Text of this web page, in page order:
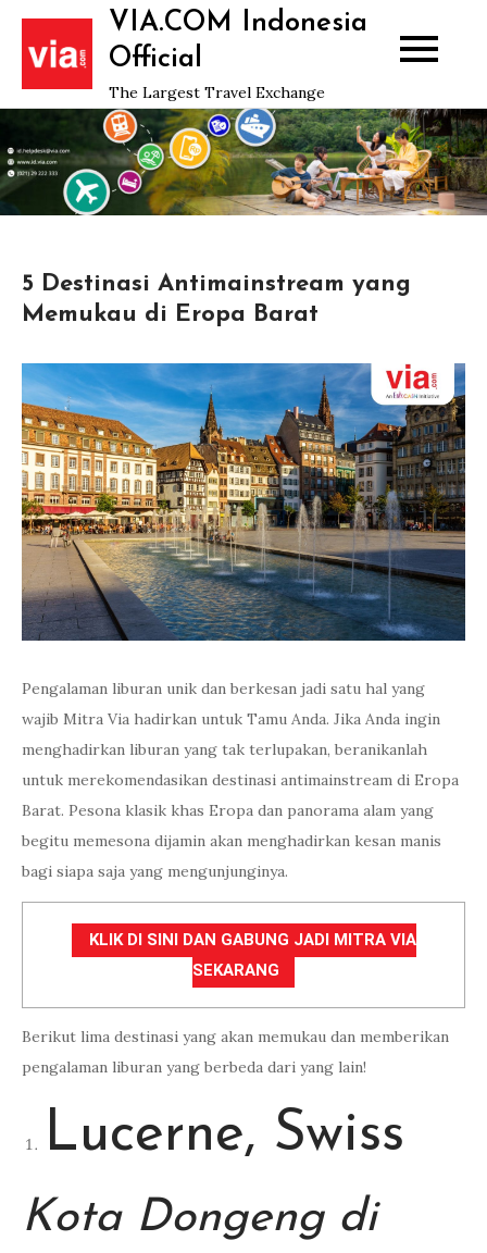
Skip
content
VIA.COM Indonesia
Official
The Largest Travel Exchange
5 Destinasi Antimainstream yang
Memukau di Eropa Barat
Pengalaman liburan unik dan berkesan jadi satu hal yang
wajib Mitra Via hadirkan untuk Tamu Anda. Jika Anda ingin
menghadirkan liburan yang tak terlupakan, beranikanlah
untuk merekomendasikan destinasi antimainstream di Eropa
Barat. Pesona klasik khas Eropa dan panorama alam yang
begitu memesona dijamin akan menghadirkan kesan manis
bagi siapa saja yang mengunjunginya.
KLIK DI SINI DAN GABUNG JADI MITRA VIA
SEKARANG
Berikut lima destinasi yang akan memukau dan memberikan
pengalaman liburan yang berbeda dari yang lain!
Lucerne, Swiss
Kota Dongeng di